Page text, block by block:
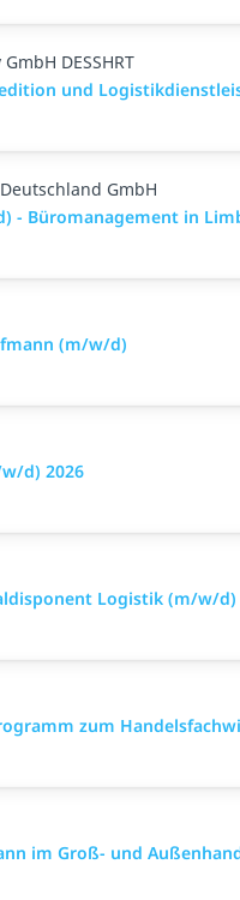
DESSHRT
und
GmbH
- Büromanagement in
(m/w/d)
d) 2026
Logistik (m/w/d)
zum
im Groß- und